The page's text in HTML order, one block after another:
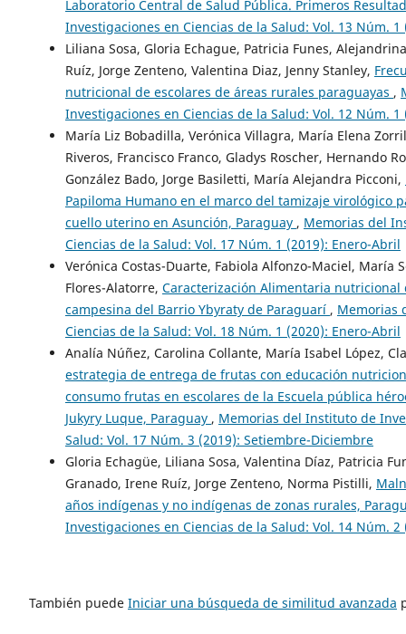
Laboratorio Central de Salud Pública. Primeros
Investigaciones en Ciencias de la Salud: Vol. 13 Núm.
Liliana Sosa, Gloria Echague, Patricia Funes,
Ruíz, Jorge Zenteno, Valentina Diaz, Jenny Stanley,
nutricional de escolares de áreas rurales paraguayas ,
Investigaciones en Ciencias de la Salud: Vol. 12 Núm. 1
María Liz Bobadilla, Verónica Villagra, María Elena
Riveros, Francisco Franco, Gladys Roscher, Hernando
González Bado, Jorge Basiletti, María Alejandra Picconi,
Papiloma Humano en el marco del tamizaje virológico
cuello uterino en Asunción, Paraguay , Memorias del
Ciencias de la Salud: Vol. 17 Núm. 1 (2019): Enero-Abril
Verónica Costas-Duarte, Fabiola Alfonzo-Maciel, María
Flores-Alatorre, Caracterización Alimentaria
campesina del Barrio Ybyraty de Paraguarí , Memorias
Ciencias de la Salud: Vol. 18 Núm. 1 (2020): Enero-Abril
Analía Núñez, Carolina Collante, María Isabel López,
estrategia de entrega de frutas con educación
consumo frutas en escolares de la Escuela pública
Jukyry Luque, Paraguay , Memorias del Instituto de
Salud: Vol. 17 Núm. 3 (2019): Setiembre-Diciembre
Gloria Echagüe, Liliana Sosa, Valentina Díaz, Patricia
Granado, Irene Ruíz, Jorge Zenteno, Norma Pistilli,
años indígenas y no indígenas de zonas rurales,
Investigaciones en Ciencias de la Salud: Vol. 14 Núm. 2
También puede Iniciar una búsqueda de similitud avanzada